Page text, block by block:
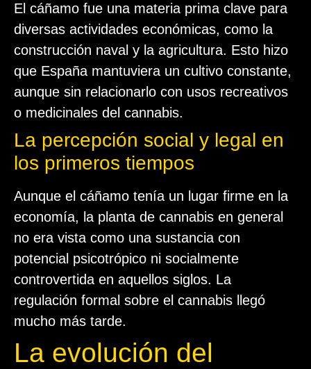
El cáñamo fue una materia prima clave para
diversas actividades económicas, como la
construcción naval y la agricultura. Esto hizo
que España mantuviera un cultivo constante,
aunque sin relacionarlo con usos recreativos
o medicinales del cannabis.
La percepción social y legal en
los primeros tiempos
Aunque el cáñamo tenía un lugar firme en la
economía, la planta de cannabis en general
no era vista como una sustancia con
potencial psicotrópico ni socialmente
controvertida en aquellos siglos. La
regulación formal sobre el cannabis llegó
mucho más tarde.
La evolución del